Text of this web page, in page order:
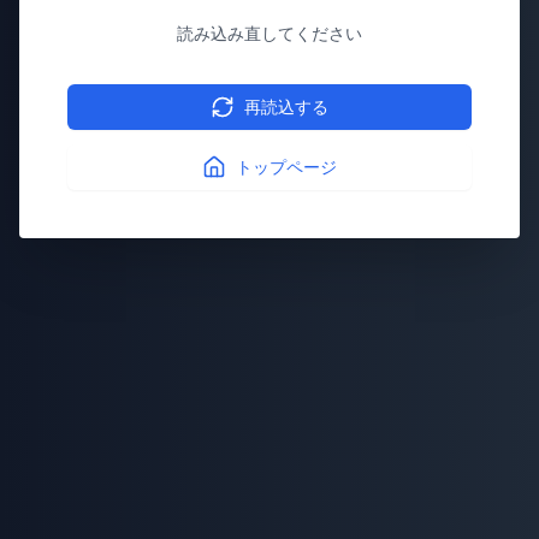
読み込み直してください
再読込する
トップページ